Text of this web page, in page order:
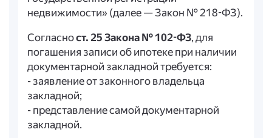
недвижимости» (далее — Закон № 218-ФЗ).
Согласност. 25 Закона № 102-ФЗ, для
погашения записи об ипотеке при наличии
документарной закладной требуется:
- заявление от законного владельца
закладной;
- представление самой документарной
закладной.